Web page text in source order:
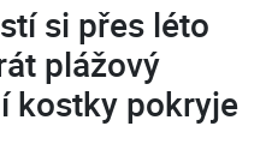
si přes léto
plážový
kostky pokryje